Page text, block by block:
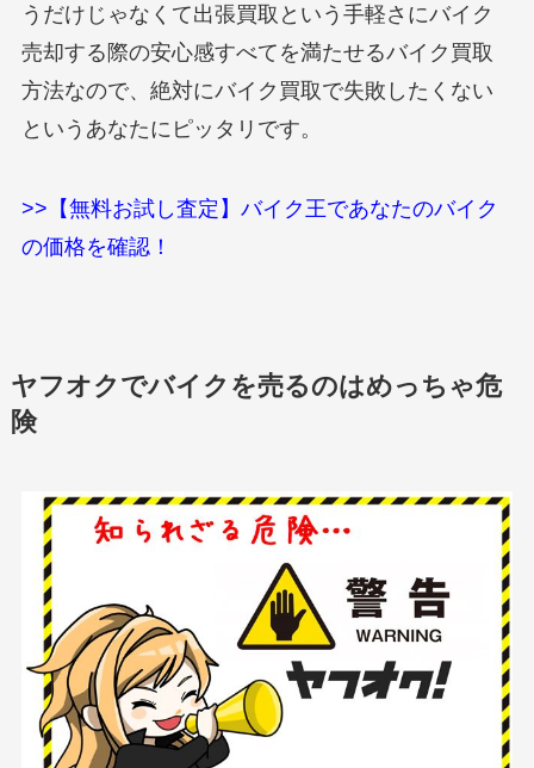
うだけじゃなくて出張買取という手軽さにバイク
売却する際の安心感すべてを満たせるバイク買取
方法なので、絶対にバイク買取で失敗したくない
というあなたにピッタリです。
>>【無料お試し査定】バイク王であなたのバイク
の価格を確認！
ヤフオクでバイクを売るのはめっちゃ危
険